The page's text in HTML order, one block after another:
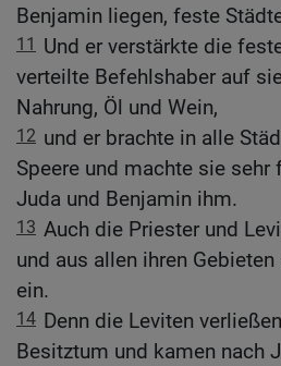
Benjamin liegen, feste
11
Und er verstärkte die
verteilte Befehlshaber auf
Nahrung, Öl und Wein,
12 und er brachte in alle
Speere und machte sie sehr
Juda und Benjamin ihm.
13 Auch die Priester und
und aus allen ihren
ein.
14 Denn die Leviten
Besitztum und kamen nach